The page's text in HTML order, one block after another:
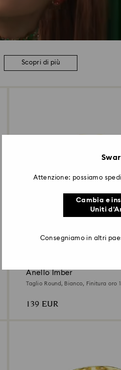
Scopri di più
Anello Imber
Taglio Round, Bianco, Finitura oro
139 EUR
Attenzione: possiamo
Cambia e
Uniti
Consegniamo in altri